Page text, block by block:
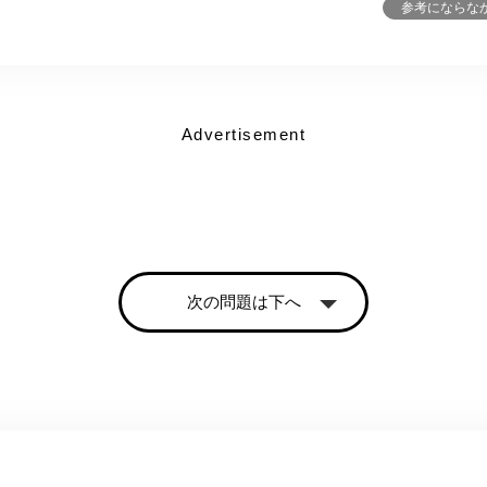
参考にならな
Advertisement
次の問題は下へ